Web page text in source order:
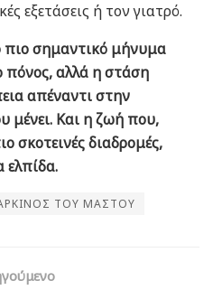
εξετάσεις ή τον γιατρό.
πιο σημαντικό μήνυμα
πόνος, αλλά η στάση
απέναντι στην
μένει. Και η ζωή που,
σκοτεινές διαδρομές,
ελπίδα.
ΤΟΥ ΜΑΣΤΟΥ